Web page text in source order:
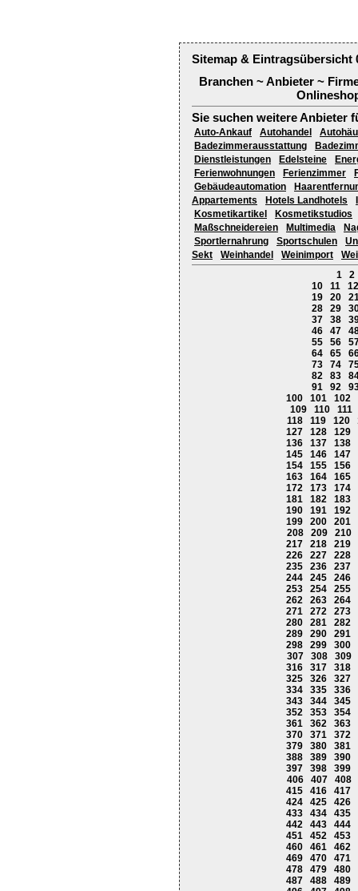
Sitemap & Eintragsübersicht
Branchen ~ Anbieter ~
Sie suchen weitere Anbieter
Auto-Ankauf Autohandel
Badezimmerausstattung
Dienstleistungen
Edelsteine
Ferienwohnungen
Ferienzimmer
Gebäudeautomation
Appartements
Hotels Landhotels
Kosmetikartikel
Kosmetikstudios
Maßschneidereien
Multimedia
Sportlernahrung
Sportschulen
Sekt
Weinhandel Weinimport
1
2
10
11
12
19
20
28
29
37
38
46
47
55
56
64
65
73
74
82
83
91
92
100
101
102
109
110
111
118
119 120
127
128
129
136
137
138
145
146
147
154
155
156
163
164
165
172
173
174
181
182
183
190
191
192
199
200
201
208
209
210
217
218
219
226
227
228
235
236
237
244
245
246
253
254
255
262
263
264
271
272
273
280
281
282
289
290
291
298
299
300
307
308
309
316
317
318
325
326
327
334
335
336
343
344
345
352
353
354
361
362
363
370
371
372
379
380
381
388
389
390
397
398
399
406
407
408
415
416
417
424
425
426
433
434
435
442
443
444
451
452
453
460
461
462
469
470
471
478
479
480
487
488
489